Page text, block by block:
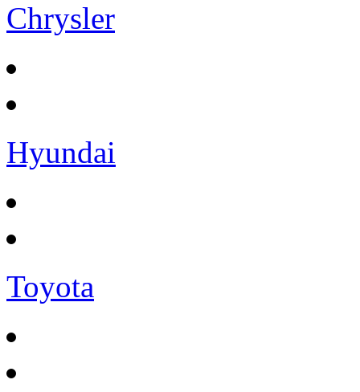
Chrysler
Hyundai
Toyota